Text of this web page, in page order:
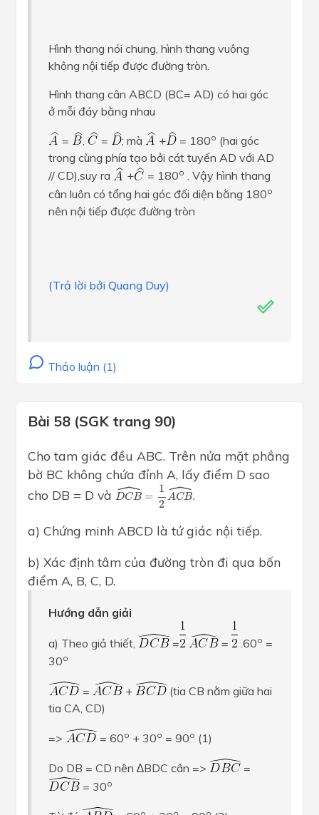
Hình thang nói chung, hình thang vuông
không nội tiếp được đường tròn.
Hình thang cân ABCD (BC= AD) có hai góc
ở mỗi đáy bằng nhau
= , = ; mà + = 180o (hai góc
trong cùng phía tạo bởi cát tuyến AD với AD
// CD),suy ra
+ = 180o . Vậy hình thang
cân luôn có tổng hai góc đối diện bằng 180o
nên nội tiếp được đường tròn
(Trả lời bởi Quang Duy)
Thảo luận (1)
Bài 58 (SGK trang 90)
Cho tam giác đều ABC. Trên nửa mặt phẳng
bờ BC không chứa đỉnh A, lấy điểm D sao
cho DB = D và ˆ
DCB =
1
2 ˆ
ACB.
DCB 12 ACB ^
a) Chứng minh ABCD là tứ giác nội tiếp.
b) Xác định tâm của đường tròn đi qua bốn
điểm A, B, C, D.
Hướng dẫn giải
a) Theo giả thiết, = = .60o =
30o
= +
(tia CB nằm giữa hai
tia CA, CD)
=> = 60o + 30o = 90o (1)
Do DB = CD nên ∆BDC cân =>
=
= 30o